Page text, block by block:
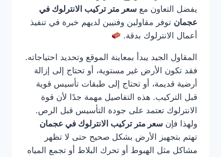
يفضل التعاون مع سعر متر تركيب الانترلوك في
عجمان توفر مقاولين وفنيين لديهم خبرة في تنفيذ
أعمال الانترلوك بدقة.
المقاول الجيد يبدأ بمعاينة الموقع وتحديد احتياجاته.
فقد تكون الأرض غير مستوية، أو تحتاج إلى إزالة
أرضية قديمة، أو تحتاج إلى طبقات تأسيس قوية
قبل التركيب. هذه التفاصيل مهمة جدًا لأن قوة
الانترلوك تعتمد على جودة التأسيس قبل الرص.
ولهذا فإن سعر متر تركيب الانترلوك في عجمان
تهتم بتجهيز الأرض بشكل صحيح حتى لا تظهر
مشاكل مثل الهبوط أو تحرك البلاط أو تجمع المياه